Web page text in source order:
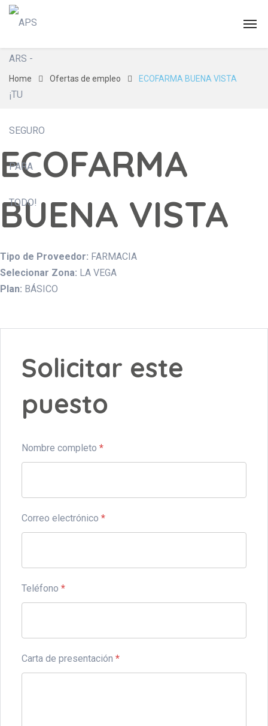
Home Ofertas de empleo ECOFARMA BUENA VISTA
ECOFARMA
BUENA VISTA
Tipo de Proveedor: FARMACIA
Selecionar Zona: LA VEGA
Plan: BÁSICO
Solicitar este
puesto
Nombre completo *
Correo electrónico *
Teléfono *
Carta de presentación *